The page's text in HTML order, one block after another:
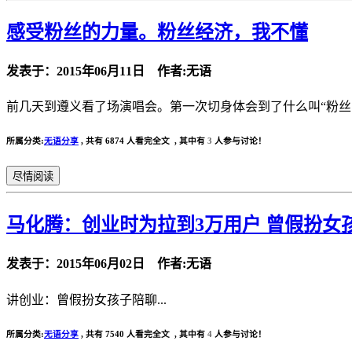
感受粉丝的力量。粉丝经济，我不懂
发表于：2015年06月11日 作者:无语
前几天到遵义看了场演唱会。第一次切身体会到了什么叫“粉
所属分类:无语分享 , 共有 6874 人看完全文 , 其中有 3 人参与讨论！
尽情阅读
马化腾：创业时为拉到3万用户 曾假扮女
发表于：2015年06月02日 作者:无语
讲创业：曾假扮女孩子陪聊...
所属分类:无语分享 , 共有 7540 人看完全文 , 其中有 4 人参与讨论！